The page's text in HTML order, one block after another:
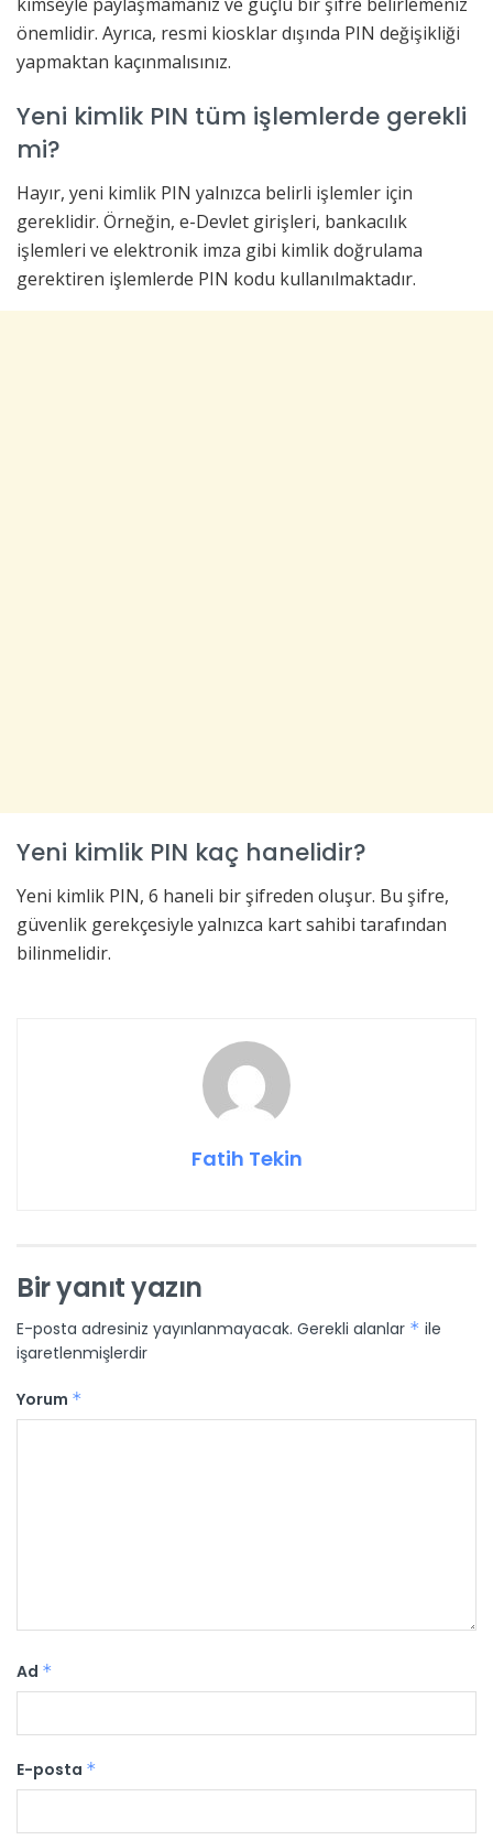
önemlidir. Ayrıca, resmi kiosklar dışında PIN değişikliği
yapmaktan kaçınmalısınız.
Yeni kimlik PIN tüm işlemlerde gerekli
mi?
Hayır, yeni kimlik PIN yalnızca belirli işlemler için
gereklidir. Örneğin, e-Devlet girişleri, bankacılık
işlemleri ve elektronik imza gibi kimlik doğrulama
gerektiren işlemlerde PIN kodu kullanılmaktadır.
Yeni kimlik PIN kaç hanelidir?
Yeni kimlik PIN, 6 haneli bir şifreden oluşur. Bu şifre,
güvenlik gerekçesiyle yalnızca kart sahibi tarafından
bilinmelidir.
Fatih Tekin
Bir yanıt yazın
E-posta adresiniz yayınlanmayacak. Gerekli alanlar * ile
işaretlenmişlerdir
Yorum *
Ad *
E-posta *